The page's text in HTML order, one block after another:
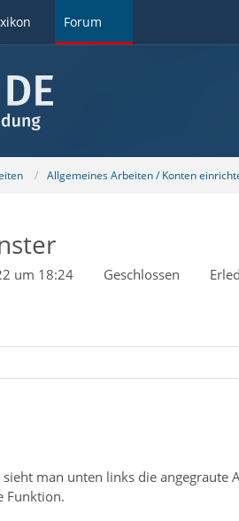
Forum
Allgemeines Arbeiten / Konten
um 18:24 Geschlossen
man unten links die
Funktion.